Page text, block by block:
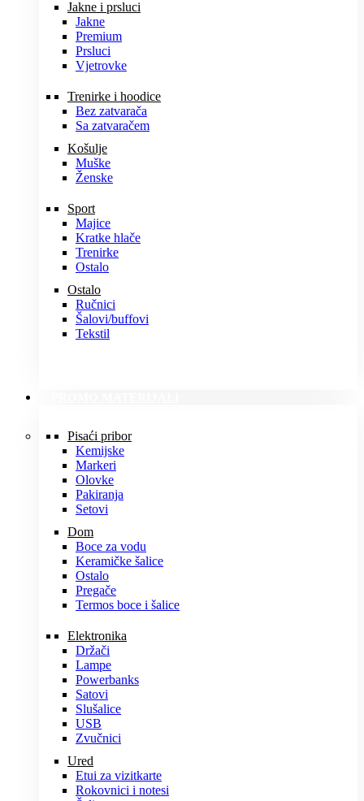
Jakne i prsluci
Jakne
Premium
Prsluci
Vjetrovke
Trenirke i hoodice
Bez zatvarača
Sa zatvaračem
Košulje
Muške
Ženske
Sport
Majice
Kratke hlače
Trenirke
Ostalo
Ostalo
Ručnici
Šalovi/buffovi
Tekstil
Pisaći pribor
Kemijske
Markeri
Olovke
Pakiranja
Setovi
Dom
Boce za vodu
Keramičke šalice
Ostalo
Pregače
Termos boce i šalice
Elektronika
Držači
Lampe
Powerbanks
Satovi
Slušalice
USB
Zvučnici
Ured
Etui za vizitkarte
Rokovnici i notesi